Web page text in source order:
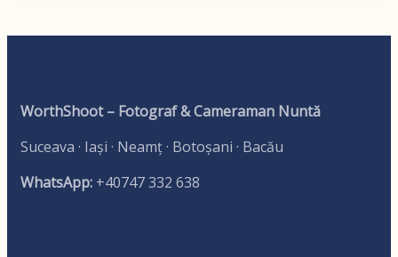
WorthShoot – Fotograf & Cameraman Nuntă
Suceava · Iași · Neamț · Botoșani · Bacău
WhatsApp: +40747 332 638